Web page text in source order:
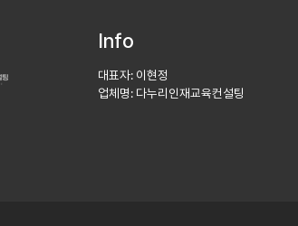
Info
대표자: 이현정
업체명: 다누리인재교육컨설팅